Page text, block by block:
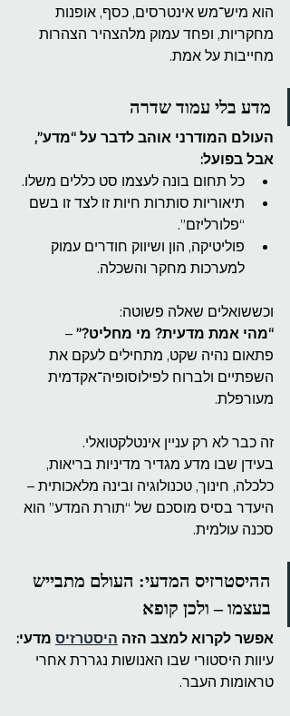
הוא מיש־מש אינטרסים, כסף, אופנות
מחקריות, ופחד עמוק מלהצהיר הצהרות
מחייבות על אמת.
מדע בלי עמוד שדרה
העולם המודרני אוהב לדבר על “מדע”,
אבל בפועל:
כל תחום בונה לעצמו סט כללים משלו.
תיאוריות סותרות חיות זו לצד זו בשם
“פלורליזם”.
פוליטיקה, הון ושיווק חודרים עמוק
למערכות מחקר והשכלה.
וכששואלים שאלה פשוטה:
“מהי אמת מדעית? מי מחליט?” –
פתאום נהיה שקט, מתחילים לעקם את
השפתיים ולברוח לפילוסופיה־אקדמית
מעורפלת.
זה כבר לא רק עניין אינטלקטואלי.
בעידן שבו מדע מגדיר מדיניות בריאות,
כלכלה, חינוך, טכנולוגיה ובינה מלאכותית –
היעדר בסיס מוסכם של “תורת המדע” הוא
סכנה עולמית.
ההיסטרזיס המדעי: העולם מתבייש
בעצמו – ולכן קופא
אפשר לקרוא למצב הזה היסטרזיס מדעי:
עיוות היסטורי שבו האנושות נגררת אחרי
טראומות העבר.